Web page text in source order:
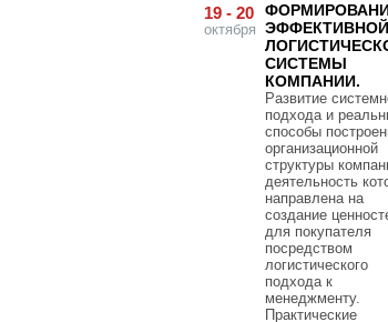
19 - 20
октября ЭФФЕКТИВНОЙ
СИСТЕМЫ
КОМПАНИИ.
Развитие
подхода и
способы
организационной
структуры
деятельность
направлена на
создание
для покупателя
посредством
логистического
подхода к
менеджменту.
Практические